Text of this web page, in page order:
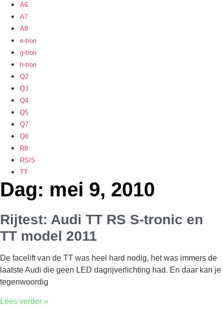
A6
A7
A8
e-tron
g-tron
h-tron
Q2
Q3
Q4
Q5
Q7
Q8
R8
RS/S
TT
Dag: mei 9, 2010
Rijtest: Audi TT RS S-tronic en
TT model 2011
De facelift van de TT was heel hard nodig, het was immers de
laatste Audi die geen LED dagrijverlichting had. En daar kan je
tegenwoordig
Lees verder »